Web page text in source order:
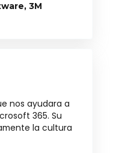
3M
nos ayudara a
365. Su
la cultura